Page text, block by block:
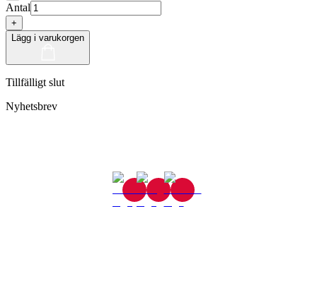
Antal
+
Lägg i varukorgen
Tillfälligt slut
Nyhetsbrev